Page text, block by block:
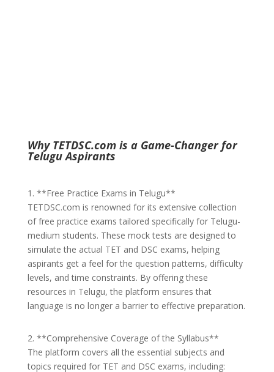
Why TETDSC.com is a Game-Changer for
Telugu Aspirants
1. **Free Practice Exams in Telugu**
TETDSC.com is renowned for its extensive collection
of free practice exams tailored specifically for Telugu-
medium students. These mock tests are designed to
simulate the actual TET and DSC exams, helping
aspirants get a feel for the question patterns, difficulty
levels, and time constraints. By offering these
resources in Telugu, the platform ensures that
language is no longer a barrier to effective preparation.
2. **Comprehensive Coverage of the Syllabus**
The platform covers all the essential subjects and
topics required for TET and DSC exams, including: